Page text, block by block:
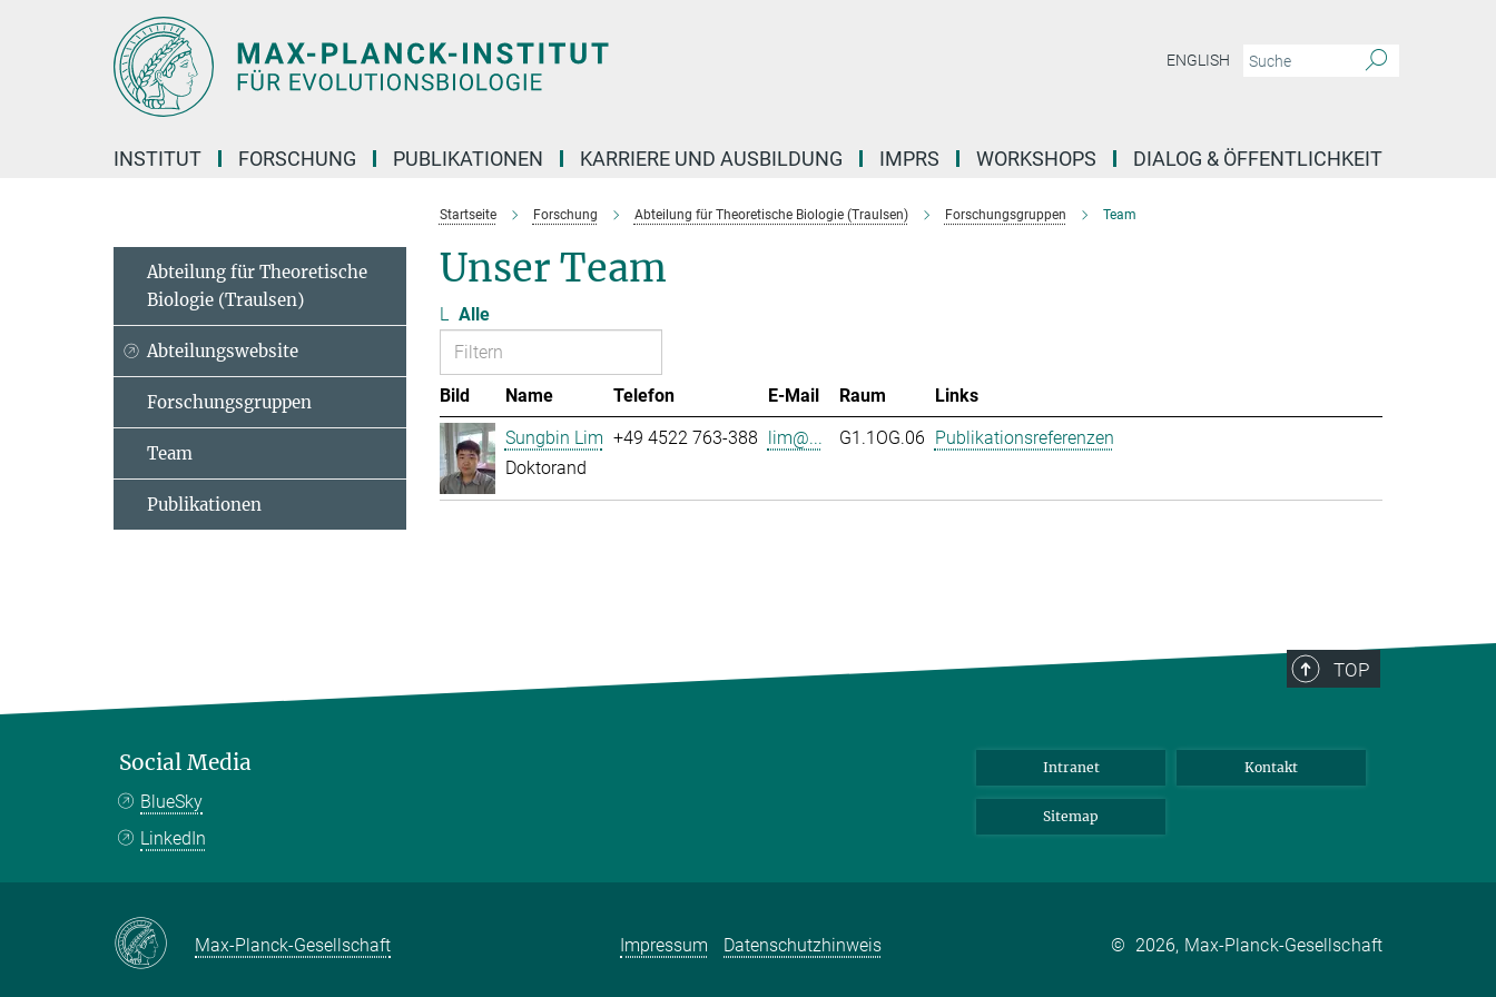
ENGLISH
INSTITUT FORSCHUNG PUBLIKATIONEN KARRIERE UND AUSBILDUNG IMPRS WORKSHOPS DIALOG & ÖFFENTLICHKEIT
Startseite Forschung Abteilung für Theoretische Biologie (Traulsen) Forschungsgruppen Team
Unser Team
L Alle
Bild Name Telefon E-Mail Raum
Links
Sungbin Lim
Doktorand
+49 4522 763-388 lim@... G1.1OG.06 Publikationsreferenzen
Abteilung für Theoretische
Biologie (Traulsen)
Abteilungswebsite
Forschungsgruppen
Team
Publikationen
TOP
Social Media
BlueSky
LinkedIn
Intranet Kontakt
Sitemap
Max-Planck-Gesellschaft Impressum Datenschutzhinweis © 2026, Max-Planck-Gesellschaft